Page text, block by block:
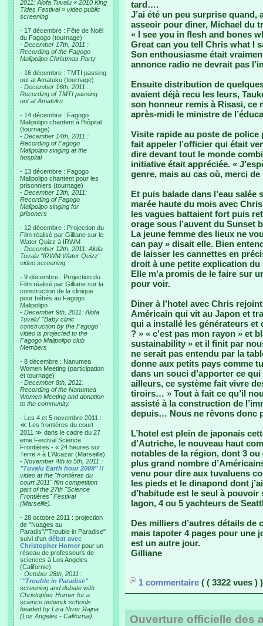
2011: Alofa Tuvalu « 2010 King
Tides Festival » video public
screening
- 17 décembre : Fête de Noël
du Fagogo (tournage)
- December 17th, 2011 :
Recording of the Fagogo
Malipolipo Christmas Party
- 16 décembre : TMTI passing
out at Amatuku (tournage)
- December 16th, 2011 :
Recording of TMTI passing
out at Amatuku
- 14 décembre : Fagogo
Malipolipo chantent à l'hôpital
(tournage)
- December 14th, 2011 :
Recording of Fagogo
Malipolipo singing at the
hospital
- 13 décembre : Fagogo
Malipolipo chantent pour les
prisonniers (tournage)
- December 13th, 2011:
Recording of Fagogo
Malipolipo singing for
prisoners
- 12 décembre : Projection du
Film réalisé par Gilliane sur le
Water Quizz à IRWM
- December 12th, 2011: Alofa
Tuvalu "IRWM Water Quizz"
video screening
- 9 décembre : Projection du
Film réalisé par Gilliane sur la
construction de la clinique
pour bébés au Fagogo
Malipolipo
- December 9th, 2011: Alofa
Tuvalu' "Baby clinic
construction by the Fagogo"
video is projected to the
Fagogo Malipolipo club
Members
- 8 décembre : Nanumea
Women Meeting (participation
et tournage)
- December 8th, 2011:
Recording of the Nanumea
Women Meeting and donation
to the community.
- Les 4 et 5 novembre 2011 :
≪ Les frontières du court
2011 ≫ dans le cadre du 27
eme Festival Science
Frontières - « 24 heures sur
Terre » à L’Alcazar (Marseille).
- November 4th to 5th, 2011 :
"Tuvalu Earth hour 2009" !!
video at the "frontières du
court 2011" film competition
part of the 27th "Science
Frontières" Festival
(Marseille).
- 28 octobre 2011 : projection
de "Nuages au
Paradis"/"Trouble in Paradise"
suivi d'un débat avec
Christopher Horner pour un
réseau de professeurs de
sciences à Los Angeles
(Californie).
- October 28th, 2011 :
""Trouble in Paradise"
screening and debate with
Christopher Horner for a
science network schools
headed by Lisa Niver Rajna.
(Los Angeles - California).
tard….
J’ai été un peu surprise
asseoir pour diner, Michael du
« I see you in flesh and bones
Great can you tell Chris what I
Son enthousiasme était
annonce radio ne devrait pas
Ensuite distribution de
avaient déjà recu les leurs,
son honneur remis à Risasi, ce
après-midi le ministre de
Visite rapide au poste de
fait appeler l’officier qui était
dire devant tout le monde
initiative était appréciée. «
genre, mais au cas où, merci
Et puis balade dans l’eau salée
marée haute du mois avec
les vagues battaient fort puis
orage sous l’auvent du Sunset
La jeune femme des lieux ne
can pay » disait elle. Bien
de laisser les cannettes en
droit à une petite explication du
Elle m’a promis de le faire sur
pour voir.
Diner à l’hotel avec Chris
Américain qui vit au Japon et
qui a installé les générateurs
? » « c’est pas mon rayon » et
sustainability » et il finit par
ne serait pas entendu par la
donne aux petits pays comme
dans un souci d’apporter ce
ailleurs, ce système fait vivre
tiroirs… » Tout à fait ce qu’il
assisté à la construction de
depuis… Nous ne rêvons donc
L’hotel est plein de japonais
d’Autriche, le nouveau haut
notables de la région, dont 3 ou
plus grand nombre
venu pour dire aux tuvaluens
les pieds et le dinapond dont
d’habitude est le seul à
lagon, 4 ou 5 yachteurs de
Des milliers d’autres détails de
mais tapoter 4 pages pour une
est un autre jour.
Gilliane
1 commentaire ( ( 3322 vues ) )
Ouverture officielle des